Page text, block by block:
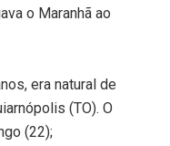
o Maranhã ao
era natural de
(TO). O
(22);